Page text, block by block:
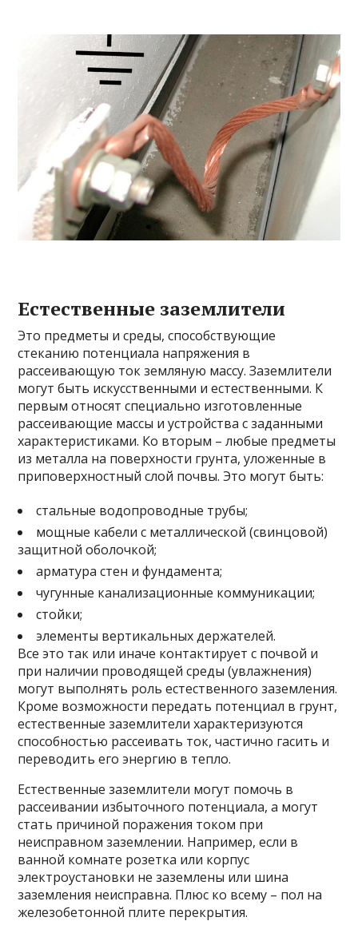
Естественные заземлители
Это предметы и среды, способствующие
стеканию потенциала напряжения в
рассеивающую ток земляную массу. Заземлители
могут быть искусственными и естественными. К
первым относят специально изготовленные
рассеивающие массы и устройства с заданными
характеристиками. Ко вторым – любые предметы
из металла на поверхности грунта, уложенные в
приповерхностный слой почвы. Это могут быть:
стальные водопроводные трубы;
мощные кабели с металлической (свинцовой)
защитной оболочкой;
арматура стен и фундамента;
чугунные канализационные коммуникации;
стойки;
элементы вертикальных держателей.
Все это так или иначе контактирует с почвой и
при наличии проводящей среды (увлажнения)
могут выполнять роль естественного заземления.
Кроме возможности передать потенциал в грунт,
естественные заземлители характеризуются
способностью рассеивать ток, частично гасить и
переводить его энергию в тепло.
Естественные заземлители могут помочь в
рассеивании избыточного потенциала, а могут
стать причиной поражения током при
неисправном заземлении. Например, если в
ванной комнате розетка или корпус
электроустановки не заземлены или шина
заземления неисправна. Плюс ко всему – пол на
железобетонной плите перекрытия.